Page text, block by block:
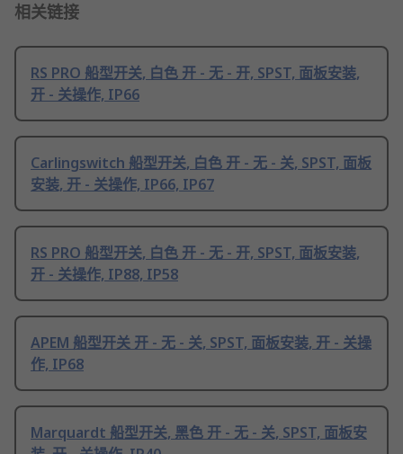
相关链接
RS PRO 船型开关, 白色 开 - 无 - 开, SPST, 面板安装,
开 - 关操作, IP66
Carlingswitch 船型开关, 白色 开 - 无 - 关, SPST, 面板
安装, 开 - 关操作, IP66, IP67
RS PRO 船型开关, 白色 开 - 无 - 开, SPST, 面板安装,
开 - 关操作, IP88, IP58
APEM 船型开关 开 - 无 - 关, SPST, 面板安装, 开 - 关操
作, IP68
Marquardt 船型开关, 黑色 开 - 无 - 关, SPST, 面板安